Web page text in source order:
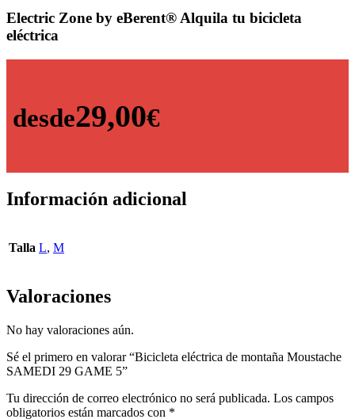
Electric Zone by eBerent®Alquila tu bicicleta
eléctrica
desde29,00€
Información adicional
Talla L, M
Valoraciones
No hay valoraciones aún.
Sé el primero en valorar “Bicicleta eléctrica de montaña Moustache
SAMEDI 29 GAME 5”
Tu dirección de correo electrónico no será publicada. Los campos
obligatorios están marcados con *